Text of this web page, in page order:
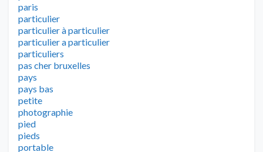
paris
particulier
particulier à particulier
particulier a particulier
particuliers
pas cher bruxelles
pays
pays bas
petite
photographie
pied
pieds
portable